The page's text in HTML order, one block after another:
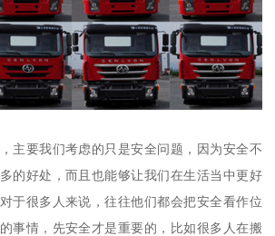
主要我们考虑的只是安全问题，因为安全不
的好处，而且也能够让我们在生活当中更好
于很多人来说，往往他们都会把安全看作位
事情，先安全才是重要的，比如很多人在搬